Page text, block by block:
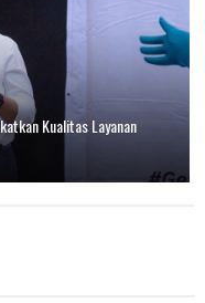
Kualitas Layanan